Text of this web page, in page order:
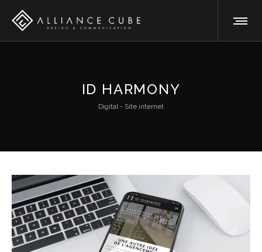
ID HARMONY
Digital - Site internet